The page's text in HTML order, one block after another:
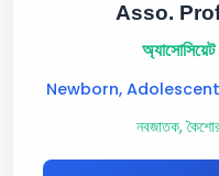
Asso.
Newborn,
নবজাতক,